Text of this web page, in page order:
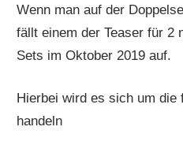
Wenn man auf der
fällt einem der Teaser für 2
Sets im Oktober 2019 auf.
Hierbei wird es sich um die
handeln